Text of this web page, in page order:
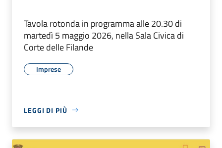
Tavola rotonda in programma alle 20.30 di
martedì 5 maggio 2026, nella Sala Civica di
Corte delle Filande
Imprese
LEGGI DI PIÙ